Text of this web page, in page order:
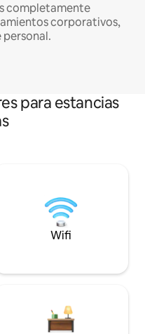
completamente
corporativos,
para estancias
Wifi